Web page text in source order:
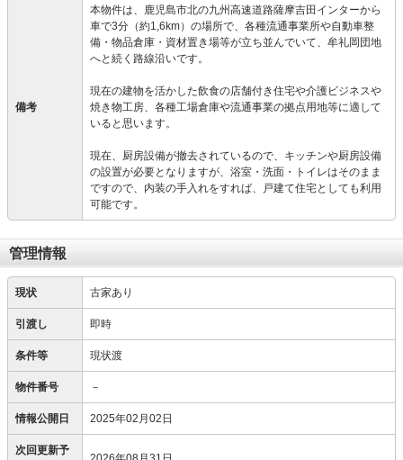
備考
本物件は、鹿児島市北の九州高速道路薩摩吉田インターから
車で3分（約1,6km）の場所で、各種流通事業所や自動車整
備・物品倉庫・資材置き場等が立ち並んでいて、牟礼岡団地
へと続く路線沿いです。
現在の建物を活かした飲食の店舗付き住宅や介護ビジネスや
焼き物工房、各種工場倉庫や流通事業の拠点用地等に適して
いると思います。
現在、厨房設備が撤去されているので、キッチンや厨房設備
の設置が必要となりますが、浴室・洗面・トイレはそのまま
ですので、内装の手入れをすれば、戸建て住宅としても利用
可能です。
管理情報
現状 古家あり
引渡し 即時
条件等 現状渡
物件番号 －
情報公開日 2025年02月02日
次回更新予